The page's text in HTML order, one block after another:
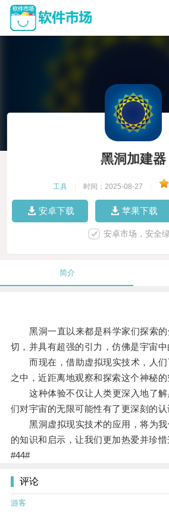
黑洞加建器
工具 时间：2025-08-27
安卓下载 苹果下载
安卓市场，安全
简介
黑洞一直以来都是科学家们探索的
切，并具有超强的引力，仿佛是宇宙中
而现在，借助虚拟现实技术，人们
之中，近距离地观察和探索这个神秘的
这种体验不仅让人类更深入地了解
们对宇宙的无限可能性有了更深刻的认
黑洞虚拟现实技术的应用，将为我
的知识和启示，让我们更加热爱并珍惜
#44#
评论
游客